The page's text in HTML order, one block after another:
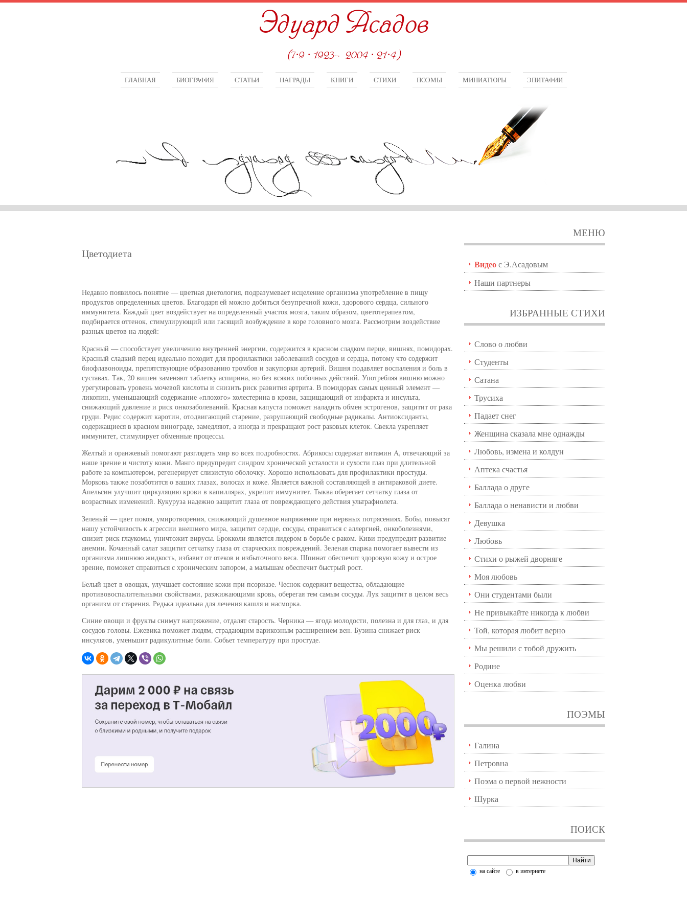
Эдуард Асадов
(7·9 · 1923—2004 · 21·4)
ГЛАВНАЯ БИОГРАФИЯ СТАТЬИ НАГРАДЫ КНИГИ СТИХИ ПОЭМЫ МИНИАТЮРЫ ЭПИТАФИИ
МЕНЮ
Видеос Э.Асадовым
Наши партнеры
ИЗБРАННЫЕ СТИХИ
Слово о любви
Студенты
Сатана
Трусиха
Падает снег
Женщина сказала мне однажды
Любовь, измена и колдун
Аптека счастья
Баллада о друге
Баллада о ненависти и любви
Девушка
Любовь
Стихи о рыжей дворняге
Моя любовь
Они студентами были
Не привыкайте никогда к любви
Той, которая любит верно
Мы решили с тобой дружить
Родине
Оценка любви
ПОЭМЫ
Галина
Петровна
Поэма о первой нежности
Шурка
ПОИСК
на сайте в интернете
Цветодиета
Недавно появилось понятие — цветная диетология, подразумевает исцеление организма употребление в пищу
продуктов определенных цветов. Благодаря ей можно добиться безупречной кожи, здорового сердца, сильного
иммунитета. Каждый цвет воздействует на определенный участок мозга, таким образом, цветотерапевтом,
подбирается оттенок, стимулирующий или гасящий возбуждение в коре головного мозга. Рассмотрим воздействие
разных цветов на людей:
Красный — способствует увеличению внутренней энергии, содержится в красном сладком перце, вишнях, помидорах.
Красный сладкий перец идеально походит для профилактики заболеваний сосудов и сердца, потому что содержит
биофлавоноиды, препятствующие образованию тромбов и закупорки артерий. Вишня подавляет воспаления и боль в
суставах. Так, 20 вишен заменяют таблетку аспирина, но без всяких побочных действий. Употребляя вишню можно
урегулировать уровень мочевой кислоты и снизить риск развития артрита. В помидорах самых ценный элемент —
ликопин, уменьшающий содержание «плохого» холестерина в крови, защищающий от инфаркта и инсульта,
снижающий давление и риск онкозаболеваний. Красная капуста поможет наладить обмен эстрогенов, защитит от рака
груди. Редис содержит каротин, отодвигающий старение, разрушающий свободные радикалы. Антиоксиданты,
содержащиеся в красном винограде, замедляют, а иногда и прекращают рост раковых клеток. Свекла укрепляет
иммунитет, стимулирует обменные процессы.
Желтый и оранжевый помогают разглядеть мир во всех подробностях. Абрикосы содержат витамин A, отвечающий за
наше зрение и чистоту кожи. Манго предупредит синдром хронической усталости и сухости глаз при длительной
работе за компьютером, регенерирует слизистую оболочку. Хорошо использовать для профилактики простуды.
Морковь также позаботится о ваших глазах, волосах и коже. Является важной составляющей в антираковой диете.
Апельсин улучшит циркуляцию крови в капиллярах, укрепит иммунитет. Тыква оберегает сетчатку глаза от
возрастных изменений. Кукуруза надежно защитит глаза от повреждающего действия ультрафиолета.
Зеленый — цвет покоя, умиротворения, снижающий душевное напряжение при нервных потрясениях. Бобы, повысят
нашу устойчивость к агрессии внешнего мира, защитит сердце, сосуды, справиться с аллергией, онкоболезнями,
снизит риск глаукомы, уничтожит вирусы. Брокколи является лидером в борьбе с раком. Киви предупредит развитие
анемии. Кочанный салат защитит сетчатку глаза от старческих повреждений. Зеленая спаржа помогает вывести из
организма лишнюю жидкость, избавит от отеков и избыточного веса. Шпинат обеспечит здоровую кожу и острое
зрение, поможет справиться с хроническим запором, а малышам обеспечит быстрый рост.
Белый цвет в овощах, улучшает состояние кожи при псориазе. Чеснок содержит вещества, обладающие
противовоспалительными свойствами, разжижающими кровь, оберегая тем самым сосуды. Лук защитит в целом весь
организм от старения. Редька идеальна для лечения кашля и насморка.
Синие овощи и фрукты снимут напряжение, отдалят старость. Черника — ягода молодости, полезна и для глаз, и для
сосудов головы. Ежевика поможет людям, страдающим варикозным расширением вен. Бузина снижает риск
инсультов, уменьшит радикулитные боли. Собьет температуру при простуде.